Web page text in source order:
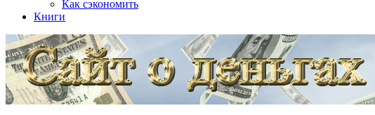
Как сэкономить
Книги